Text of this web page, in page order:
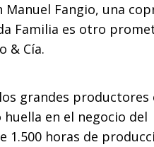
Fangio, una
Familia es otro
& Cía.
grandes productores
en el negocio del
horas de